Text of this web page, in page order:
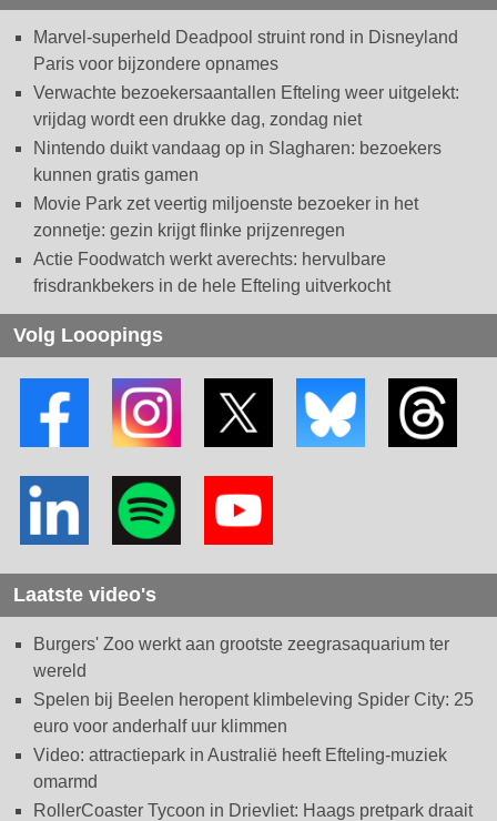
Marvel-superheld Deadpool struint rond in Disneyland
Paris voor bijzondere opnames
Verwachte bezoekersaantallen Efteling weer uitgelekt:
vrijdag wordt een drukke dag, zondag niet
Nintendo duikt vandaag op in Slagharen: bezoekers
kunnen gratis gamen
Movie Park zet veertig miljoenste bezoeker in het
zonnetje: gezin krijgt flinke prijzenregen
Actie Foodwatch werkt averechts: hervulbare
frisdrankbekers in de hele Efteling uitverkocht
Volg Looopings
Laatste video's
Burgers' Zoo werkt aan grootste zeegrasaquarium ter
wereld
Spelen bij Beelen heropent klimbeleving Spider City: 25
euro voor anderhalf uur klimmen
Video: attractiepark in Australië heeft Efteling-muziek
omarmd
RollerCoaster Tycoon in Drievliet: Haags pretpark draait